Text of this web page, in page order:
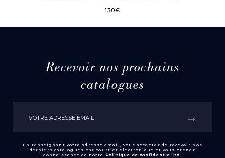
130€
Recevoir nos prochains
catalogues
En renseignant votre adresse email, vous acceptez de recevoir nos
derniers catalogues par courrier électronique et vous prenez
connaissance de notre
Politique de confidentialité